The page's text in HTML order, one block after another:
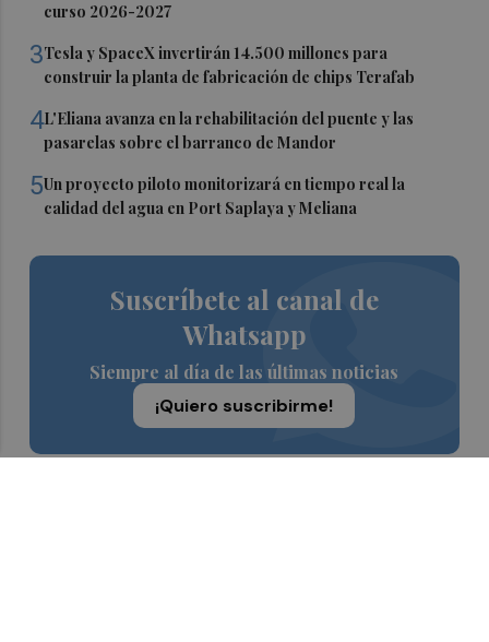
curso 2026-2027
3Tesla y SpaceX invertirán 14.500 millones para
construir la planta de fabricación de chips Terafab
4L'Eliana avanza en la rehabilitación del puente y las
pasarelas sobre el barranco de Mandor
5Un proyecto piloto monitorizará en tiempo real la
calidad del agua en Port Saplaya y Meliana
Suscríbete al canal de
Whatsapp
Siempre al día de las últimas noticias
¡Quiero suscribirme!